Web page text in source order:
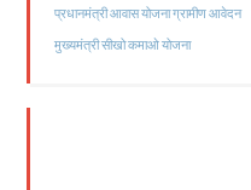
प्रधानमंत्री आवास योजना ग्रामीण आवेदन
मुख्यमंत्री सीखो कमाओ योजना